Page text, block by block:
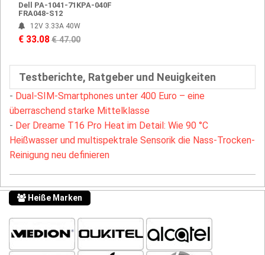
Dell PA-1041-71KPA-040F
FRA048-S12
12V 3.33A 40W
€ 33.08€ 47.00
Testberichte, Ratgeber und Neuigkeiten
- Dual-SIM-Smartphones unter 400 Euro – eine
überraschend starke Mittelklasse
- Der Dreame T16 Pro Heat im Detail: Wie 90 °C
Heißwasser und multispektrale Sensorik die Nass-Trocken-
Reinigung neu definieren
Heiße Marken